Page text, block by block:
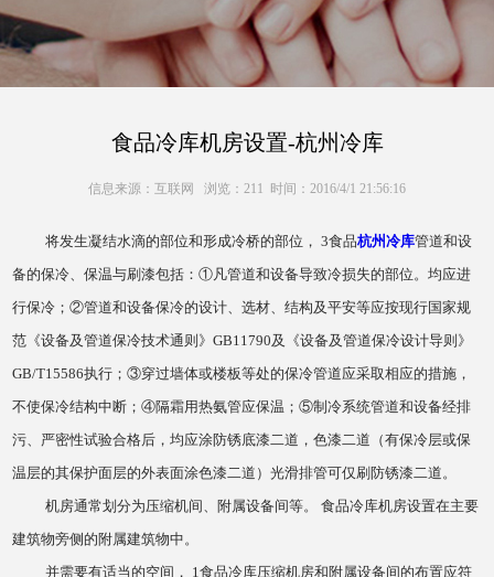
讯
咨
询
系
我
食品冷库机房设置-杭州冷库
信息来源：互联网 浏览：211 时间：2016/4/1 21:56:16
将发生凝结水滴的部位和形成冷桥的部位， 3食品杭州冷库管道和设
备的保冷、保温与刷漆包括：①凡管道和设备导致冷损失的部位。均应进
行保冷；②管道和设备保冷的设计、选材、结构及平安等应按现行国家规
范《设备及管道保冷技术通则》GB11790及《设备及管道保冷设计导则》
GB/T15586执行；③穿过墙体或楼板等处的保冷管道应采取相应的措施，
不使保冷结构中断；④隔霜用热氨管应保温；⑤制冷系统管道和设备经排
污、严密性试验合格后，均应涂防锈底漆二道，色漆二道（有保冷层或保
温层的其保护面层的外表面涂色漆二道）光滑排管可仅刷防锈漆二道。
机房通常划分为压缩机间、附属设备间等。 食品冷库机房设置在主要
建筑物旁侧的附属建筑物中。
并需要有适当的空间， 1食品冷库压缩机房和附属设备间的布置应符